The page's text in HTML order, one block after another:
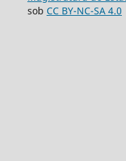
sob CC BY-NC-SA 4.0